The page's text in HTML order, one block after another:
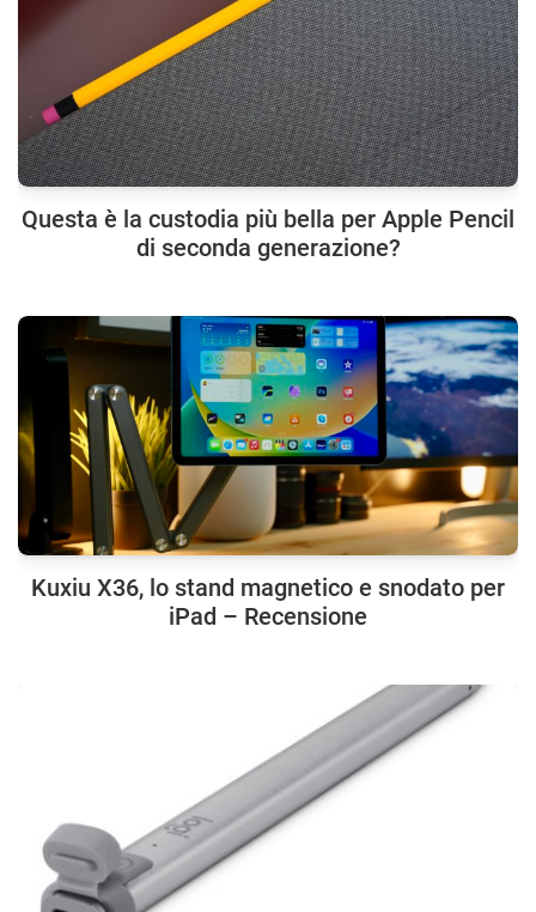
Questa è la custodia più bella per Apple Pencil
di seconda generazione?
Kuxiu X36, lo stand magnetico e snodato per
iPad – Recensione